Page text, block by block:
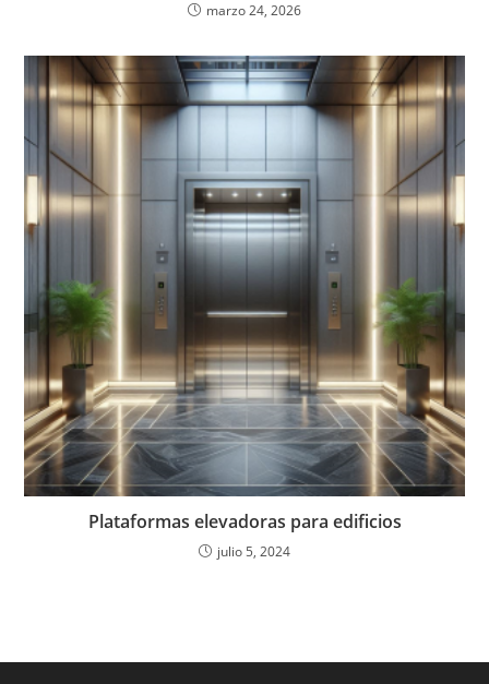
marzo 24, 2026
Plataformas elevadoras para edificios
julio 5, 2024